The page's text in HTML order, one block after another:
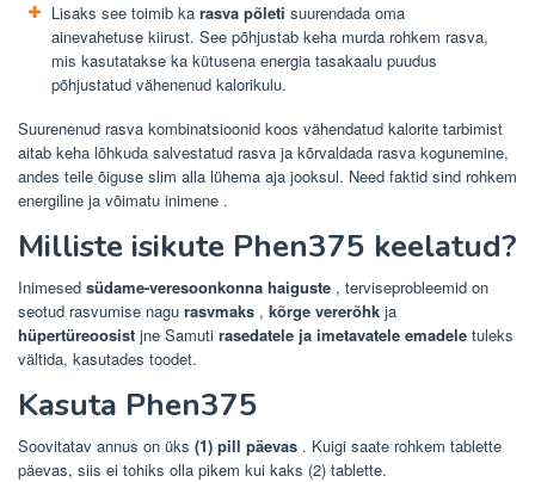
Lisaks see toimib ka rasva põleti suurendada oma
ainevahetuse kiirust. See põhjustab keha murda rohkem rasva,
mis kasutatakse ka kütusena energia tasakaalu puudus
põhjustatud vähenenud kalorikulu.
Suurenenud rasva kombinatsioonid koos vähendatud kalorite tarbimist
aitab keha lõhkuda salvestatud rasva ja kõrvaldada rasva kogunemine,
andes teile õiguse slim alla lühema aja jooksul. Need faktid sind rohkem
energiline ja võimatu inimene .
Milliste isikute Phen375 keelatud?
Inimesed südame-veresoonkonna haiguste , terviseprobleemid on
seotud rasvumise nagu rasvmaks , kõrge vererõhk ja
hüpertüreoosist jne Samuti rasedatele ja imetavatele emadele tuleks
vältida, kasutades toodet.
Kasuta Phen375
Soovitatav annus on üks (1) pill päevas . Kuigi saate rohkem tablette
päevas, siis ei tohiks olla pikem kui kaks (2) tablette.